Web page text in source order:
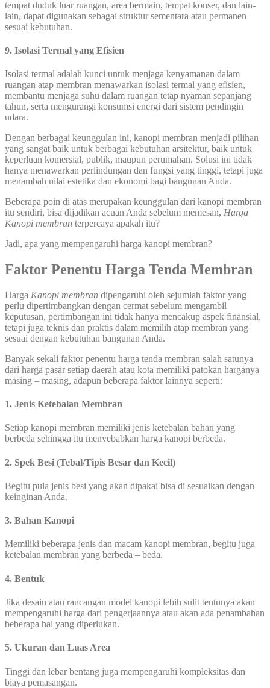
tempat duduk luar ruangan, area bermain, tempat konser, dan lain-
lain, dapat digunakan sebagai struktur sementara atau permanen
sesuai kebutuhan.
9. Isolasi Termal yang Efisien
Isolasi termal adalah kunci untuk menjaga kenyamanan dalam
ruangan atap membran menawarkan isolasi termal yang efisien,
membantu menjaga suhu dalam ruangan tetap nyaman sepanjang
tahun, serta mengurangi konsumsi energi dari sistem pendingin
udara.
Dengan berbagai keunggulan ini, kanopi membran menjadi pilihan
yang sangat baik untuk berbagai kebutuhan arsitektur, baik untuk
keperluan komersial, publik, maupun perumahan. Solusi ini tidak
hanya menawarkan perlindungan dan fungsi yang tinggi, tetapi juga
menambah nilai estetika dan ekonomi bagi bangunan Anda.
Beberapa poin di atas merupakan keunggulan dari kanopi membran
itu sendiri, bisa dijadikan acuan Anda sebelum memesan, Harga
Kanopi membran terpercaya apakah itu?
Jadi, apa yang mempengaruhi harga kanopi membran?
Faktor Penentu Harga Tenda Membran
Harga Kanopi membran dipengaruhi oleh sejumlah faktor yang
perlu dipertimbangkan dengan cermat sebelum mengambil
keputusan, pertimbangan ini tidak hanya mencakup aspek finansial,
tetapi juga teknis dan praktis dalam memilih atap membran yang
sesuai dengan kebutuhan bangunan Anda.
Banyak sekali faktor penentu harga tenda membran salah satunya
dari harga pasar setiap daerah atau kota memiliki patokan harganya
masing – masing, adapun beberapa faktor lainnya seperti:
1. Jenis Ketebalan Membran
Setiap kanopi membran memiliki jenis ketebalan bahan yang
berbeda sehingga itu menyebabkan harga kanopi berbeda.
2. Spek Besi (Tebal/Tipis Besar dan Kecil)
Begitu pula jenis besi yang akan dipakai bisa di sesuaikan dengan
keinginan Anda.
3. Bahan Kanopi
Memiliki beberapa jenis dan macam kanopi membran, begitu juga
ketebalan membran yang berbeda – beda.
4. Bentuk
Jika desain atau rancangan model kanopi lebih sulit tentunya akan
mempengaruhi harga dari pengerjaannya atau akan ada penambahan
beberapa hal yang diperlukan.
5. Ukuran dan Luas Area
Tinggi dan lebar bentang juga mempengaruhi kompleksitas dan
biaya pemasangan.